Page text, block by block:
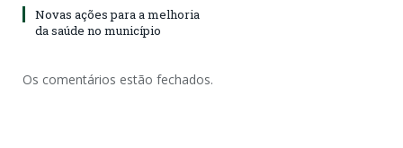
Novas ações para a melhoria
da saúde no município
Os comentários estão fechados.